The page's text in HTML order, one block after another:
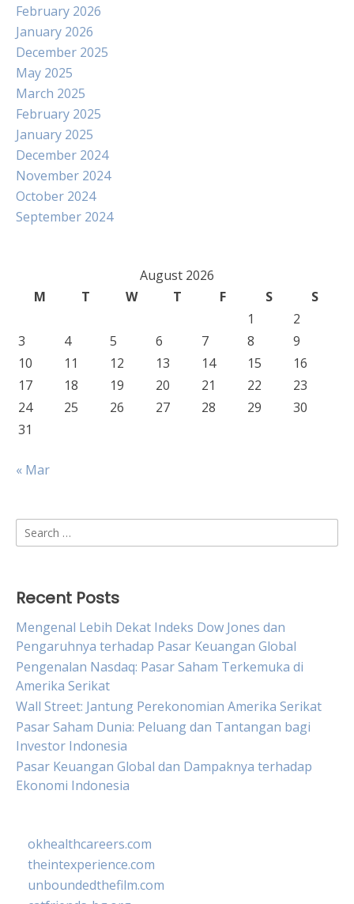
February 2026
January 2026
December 2025
May 2025
March 2025
February 2025
January 2025
December 2024
November 2024
October 2024
September 2024
August 2026
M
T W T F S
S
1
2
3
4 5 6 7 8
9
10
11 12 13 14 15
16
17
18 19 20 21 22
23
24
25 26 27 28 29
30
31
« Mar
Search
for:
Recent Posts
Mengenal Lebih Dekat Indeks Dow Jones dan
Pengaruhnya terhadap Pasar Keuangan Global
Pengenalan Nasdaq: Pasar Saham Terkemuka di
Amerika Serikat
Wall Street: Jantung Perekonomian Amerika Serikat
Pasar Saham Dunia: Peluang dan Tantangan bagi
Investor Indonesia
Pasar Keuangan Global dan Dampaknya terhadap
Ekonomi Indonesia
okhealthcareers.com
theintexperience.com
unboundedthefilm.com